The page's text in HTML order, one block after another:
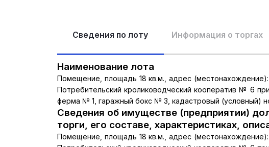
Сведения по лоту Информация о торгах
Наименование лота
Помещение, площадь 18 кв.м., адрес
Потребительский кролиководческий кооператив №
ферма № 1, гаражный бокс № 3, кадастровый (условный)
Сведения об имуществе (предприятии)
торги, его составе, характеристиках,
Помещение, площадь 18 кв.м., адрес